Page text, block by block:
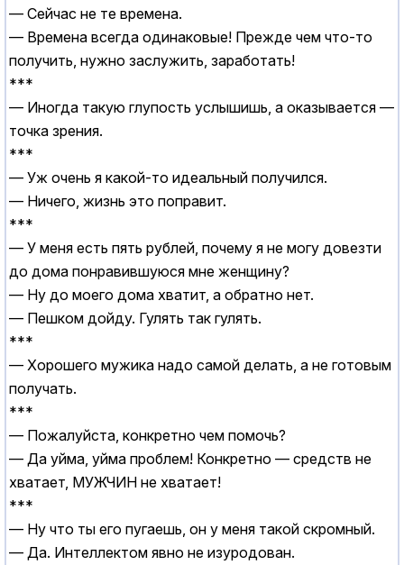
— Сейчас не те времена.
— Времена всегда одинаковые! Прежде чем что-то
получить, нужно заслужить, заработать!
***
— Иногда такую глупость услышишь, а оказывается —
точка зрения.
***
— Уж очень я какой-то идеальный получился.
— Ничего, жизнь это поправит.
***
— У меня есть пять рублей, почему я не могу довезти
до дома понравившуюся мне женщину?
— Ну до моего дома хватит, а обратно нет.
— Пешком дойду. Гулять так гулять.
***
— Хорошего мужика надо самой делать, а не готовым
получать.
***
— Пожалуйста, конкретно чем помочь?
— Да уйма, уйма проблем! Конкретно — средств не
хватает, МУЖЧИН не хватает!
***
— Ну что ты его пугаешь, он у меня такой скромный.
— Да. Интеллектом явно не изуродован.